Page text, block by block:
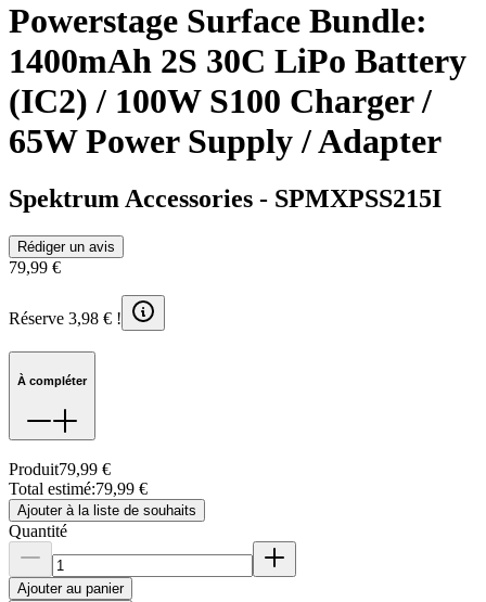
Powerstage Surface Bundle:
1400mAh 2S 30C LiPo Battery
(IC2) / 100W S100 Charger /
65W Power Supply / Adapter
Spektrum Accessories - SPMXPSS215I
Rédiger un avis
79,99 €
Réserve 3,98 € !
À compléter
Produit79,99 €
Total estimé:79,99 €
Ajouter à la liste de souhaits
Quantité
Ajouter au panier